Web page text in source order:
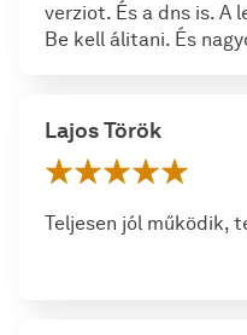
verziot. És a dns is. A
Be kell álitani. És
Lajos Török
Teljesen jól működik,